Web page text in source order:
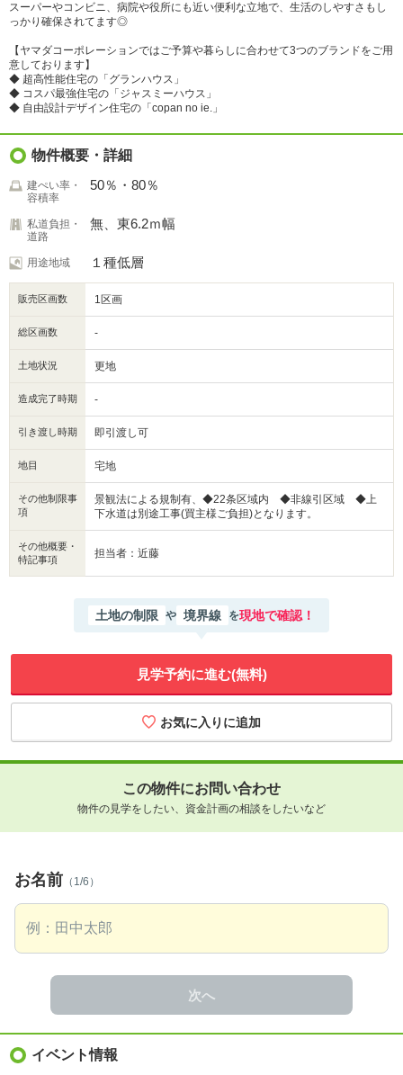
スーパーやコンビニ、病院や役所にも近い便利な立地で、生活のしやすさもし
っかり確保されてます◎
【ヤマダコーポレーションではご予算や暮らしに合わせて3つのブランドをご用
意しております】
◆ 超高性能住宅の「グランハウス」
◆ コスパ最強住宅の「ジャスミーハウス」
◆ 自由設計デザイン住宅の「copan no ie.」
物件概要・詳細
建ぺい率・
容積率
50％・80％
私道負担・
道路
無、東6.2ｍ幅
用途地域 １種低層
販売区画数 1区画
総区画数 -
土地状況 更地
造成完了時期 -
引き渡し時期 即引渡し可
地目 宅地
その他制限事
項
景観法による規制有、◆22条区域内 ◆非線引区域 ◆上
下水道は別途工事(買主様ご負担)となります。
その他概要・
特記事項
担当者：近藤
土地の制限 や 境界線 を現地で確認！
見学予約に進む(無料)
この物件にお問い合わせ
物件の見学をしたい、資金計画の相談をしたいなど
お名前 （1/6）
次へ
イベント情報